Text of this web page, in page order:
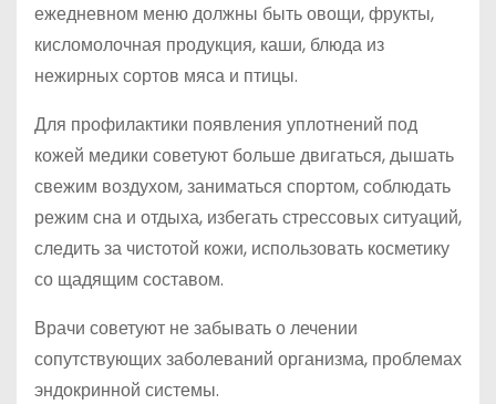
ежедневном меню должны быть овощи, фрукты,
кисломолочная продукция, каши, блюда из
нежирных сортов мяса и птицы.
Для профилактики появления уплотнений под
кожей медики советуют больше двигаться, дышать
свежим воздухом, заниматься спортом, соблюдать
режим сна и отдыха, избегать стрессовых ситуаций,
следить за чистотой кожи, использовать косметику
со щадящим составом.
Врачи советуют не забывать о лечении
сопутствующих заболеваний организма, проблемах
эндокринной системы.